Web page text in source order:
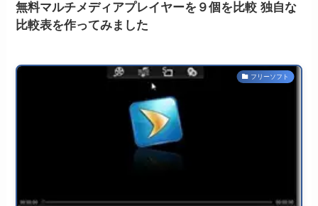
無料マルチメディアプレイヤーを９個を比較 独自な
比較表を作ってみました
フリーソフト